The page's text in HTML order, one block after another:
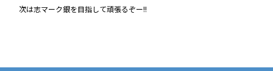
次は志マーク銀を目指して頑張るぞー!!